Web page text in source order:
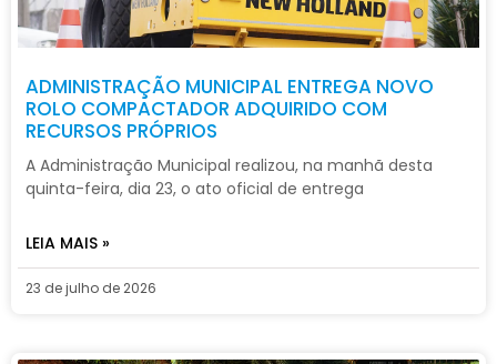
ADMINISTRAÇÃO MUNICIPAL ENTREGA NOVO
ROLO COMPACTADOR ADQUIRIDO COM
RECURSOS PRÓPRIOS
A Administração Municipal realizou, na manhã desta
quinta-feira, dia 23, o ato oficial de entrega
LEIA MAIS »
23 de julho de 2026